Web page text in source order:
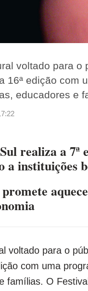
voltado para
16ª edição com
educadores e
realiza a
a instituições
voltado para o
com uma
famílias. O